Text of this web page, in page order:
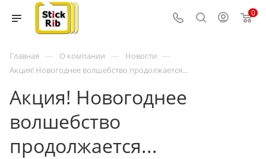
0
Главная — О компании — Новости —
Акция! Новогоднее волшебство продолжается...
Акция! Новогоднее
волшебство
продолжается...